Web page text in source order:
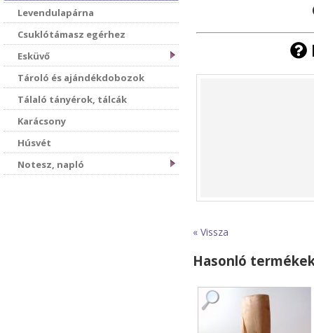
Levendulapárna
Csuklótámasz egérhez
Esküvő
Tároló és ajándékdobozok
Tálaló tányérok, tálcák
Karácsony
Húsvét
Notesz, napló
« Vissza
Hasonló